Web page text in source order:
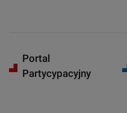
Portal
Partycypacyjny